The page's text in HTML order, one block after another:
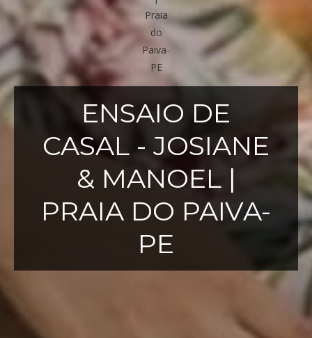
ENSAIO DE
CASAL - JOSIANE
& MANOEL |
PRAIA DO PAIVA-
PE